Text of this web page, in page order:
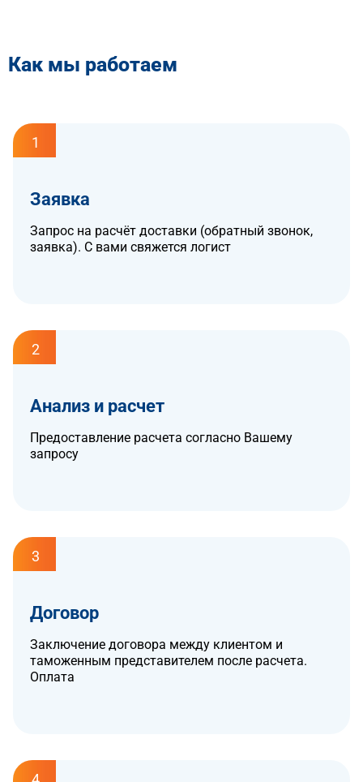
Как мы работаем
1
Заявка
Запрос на расчёт доставки (обратный звонок,
заявка). С вами свяжется логист
2
Анализ и расчет
Предоставление расчета согласно Вашему
запросу
3
Договор
Заключение договора между клиентом и
таможенным представителем после расчета.
Оплата